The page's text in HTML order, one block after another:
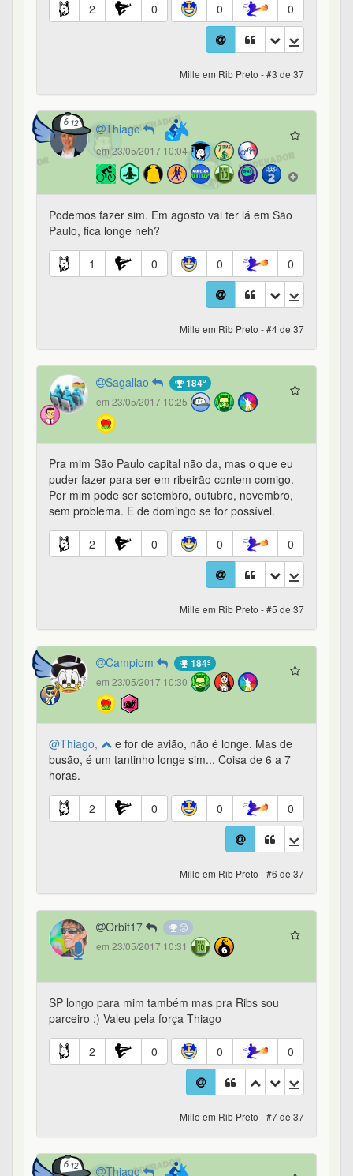
2 0 0 0
Mille em Rib Preto - #3 de 37
Thiago
em 23/05/2017 10:04
Podemos fazer sim. Em agosto vai ter lá em São
Paulo, fica longe neh?
1 0 0 0
Mille em Rib Preto - #4 de 37
Sagallao 184º
em 23/05/2017 10:25
Pra mim São Paulo capital não da, mas o que eu
puder fazer para ser em ribeirão contem comigo.
Por mim pode ser setembro, outubro, novembro,
sem problema. E de domingo se for possível.
2 0 0 0
Mille em Rib Preto - #5 de 37
Campiom 184º
em 23/05/2017 10:30
@Thiago,
e for de avião, não é longe. Mas de
busão, é um tantinho longe sim... Coisa de 6 a 7
horas.
2 0 0 0
Mille em Rib Preto - #6 de 37
Orbit17
em 23/05/2017 10:31
SP longo para mim também mas pra Ribs sou
parceiro :) Valeu pela força Thiago
2 0 0 0
Mille em Rib Preto - #7 de 37
Thiago